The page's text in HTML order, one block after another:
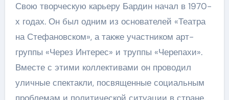
Свою творческую карьеру Бардин начал в 1970-
х годах. Он был одним из основателей «Театра
на Стефановском», а также участником арт-
группы «Через Интерес» и труппы «Черепахи».
Вместе с этими коллективами он проводил
уличные спектакли, посвященные социальным